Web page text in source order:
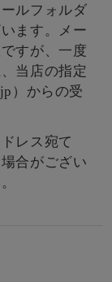
ルフォルダ
ます。メー
すが、一度
当店の指定
）からの受
レス宛て
合がござい